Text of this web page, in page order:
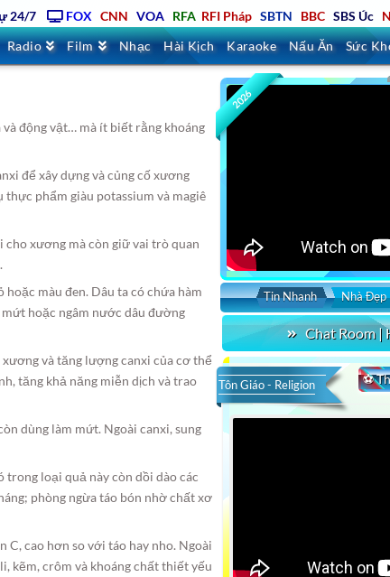
24/7 FOX CNN VOA RFA RFI Pháp SBTN BBC SBS Úc
Radio Film Nhạc Hài Kịch Karaoke Nấu Ăn Sức
động vật… mà ít biết rằng khoáng
để xây dựng và củng cố xương
phẩm giàu potassium và magiê
xương mà còn giữ vai trò quan
màu đen. Dâu ta có chứa hàm
hoặc ngâm nước dâu đường
và tăng lượng canxi của cơ thể
tăng khả năng miễn dịch và trao
dùng làm mứt. Ngoài canxi, sung
loại quả này còn dồi dào các
phòng ngừa táo bón nhờ chất xơ
C, cao hơn so với táo hay nho. Ngoài
kẽm, crôm và khoáng chất thiết yếu
2026
Tin Nhanh Nhà Đẹp
Chat Room |
⚽
Tôn Giáo - Religion